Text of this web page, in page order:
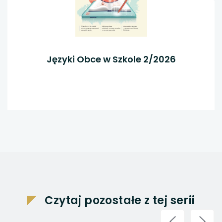
Języki Obce w Szkole 2/2026
Czytaj pozostałe z tej serii